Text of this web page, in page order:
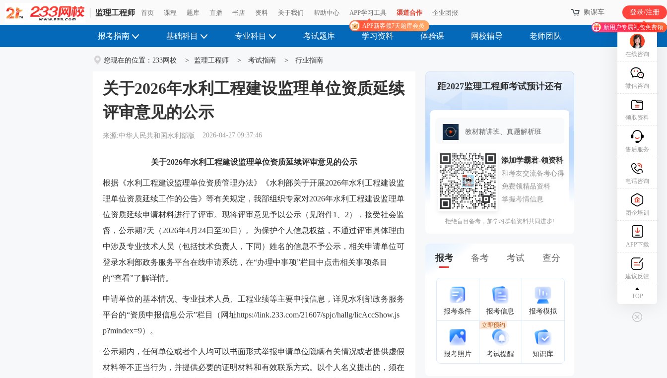
监理工程师 首页 课程 题库 直播 书店 资料 关于我们 帮助中心 APP学习工具
APP新客领7天题库会员
渠道合作 企业团报 购课车 登录/注册
新用户专属礼包免费领
监理工程师 首页 课程 题库 直播 书店 资料 关于我们 帮助中心 APP学习工具
APP新客领7天题库会员
渠道合作 企业团报 购课车 登录/注册
新用户专属礼包免费领
报考指南 基础科目 专业科目 考试题库 学习资料 体验课 网校辅导 老师团队
您现在的位置： 233网校 > 监理工程师 > 考试指南 > 行业指南
关于2026年水利工程建设监理单位资质延续
评审意见的公示
来源:中华人民共和国水利部版 2026-04-27 09:37:46
关于2026年水利工程建设监理单位资质延续评审意见的公示
根据《水利工程建设监理单位资质管理办法》《水利部关于开展2026年水利工程建设监
理单位资质延续工作的公告》等有关规定，我部组织专家对2026年水利工程建设监理单
位资质延续申请材料进行了评审。现将评审意见予以公示（见附件1、2），接受社会监
督，公示期7天（2026年4月24日至30日）。为保护个人信息权益，不通过评审具体理由
中涉及专业技术人员（包括技术负责人，下同）姓名的信息不予公示，相关申请单位可
登录水利部政务服务平台在线申请系统，在“办理中事项”栏目中点击相关事项条目
的“查看”了解详情。
申请单位的基本情况、专业技术人员、工程业绩等主要申报信息，详见水利部政务服务
平台的“资质申报信息公示”栏目（网址https://link.233.com/21607/spjc/hallg/licAccShow.js
p?mindex=9）。
公示期内，任何单位或者个人均可以书面形式举报申请单位隐瞒有关情况或者提供虚假
材料等不正当行为，并提供必要的证明材料和有效联系方式。以个人名义提出的，须在
距2027监理工程师考试预计还有
教材精讲班、真题解析班
拒绝盲目备考，加学习群领资料共同进步!
报考 备考 考试 查分
报考条件 报考信息 报考模拟
报考照片 考试提醒
立即预约
知识库
在线咨询
微信咨询
领取资料
售后服务
电话咨询
团企培训
APP下载
建议反馈
TOP